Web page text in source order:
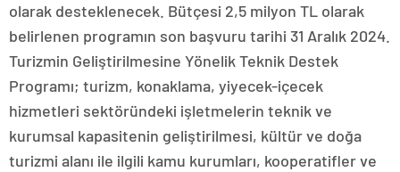
olarak desteklenecek. Bütçesi 2,5 milyon TL olarak
belirlenen programın son başvuru tarihi 31 Aralık 2024.
Turizmin Geliştirilmesine Yönelik Teknik Destek
Programı; turizm, konaklama, yiyecek-içecek
hizmetleri sektöründeki işletmelerin teknik ve
kurumsal kapasitenin geliştirilmesi, kültür ve doğa
turizmi alanı ile ilgili kamu kurumları, kooperatifler ve